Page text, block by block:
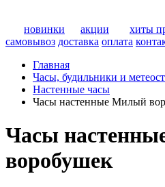
новинки акции
хиты
самовывоз доставка оплата
Главная
Часы, будильники и
Настенные часы
Часы настенные Милый
Часы
воробушек